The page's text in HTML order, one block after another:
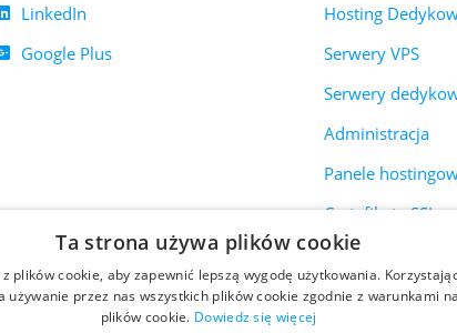
LinkedIn
Google Plus
Hosting
Serwery VPS
Serwery
Administracja
Panele
Certyfikaty SSL
Ta strona używa plików cookie
plików cookie, aby zapewnić lepszą wygodę użytkowania.
używanie przez nas wszystkich plików cookie zgodnie z warunkami
plików cookie. Dowiedz się więcej